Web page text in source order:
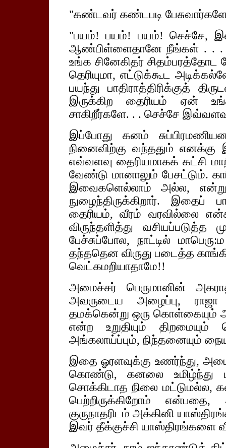
"கண்டவர் கண்டபடி
"பயம்! பயம்! பயம்! செச்சே,
ஆண்பிள்ளைதானே நீங்கள் . . .
உங்க சினேகிதர்
தெரியுமா, எட்டுக்கூட
பயந்து பாதிராத்திரிக்குத்
இருக்கிற தைரியம் ஏன்
சாகிறீர்களே. . . செச்சே
இப்போது கனம்
நினைவிற்கு வந்ததும் எனக்கு
எவ்வளவு தைரியமாகக் கட்சி
வேண்டு மானாலும் பேசட்டும்.
இவைகளெல்லாம் அல்ல, என்று
நுழைந்திருக்கிறார். இதைப்
தைரியம், வீரம் வரவில்லை
விருந்தளித்து
பேச்சுப்போல, நாட்டில்
தந்ததென விருது படைத்த
வெட்கமறியாதாமே!!
அமைச்சர் பெருமானின்
அவருடைய அழைப்பு, ராஜா
தமக்கென்று ஒரு கொள்கையும்
என்ற உறுதியும்
அங்கலாய்ப்பும், நிந்தனையும்
இதை ஓரளவுக்கு உணர்ந்து,
கொண்டு, கனலை உமிழ்ந்து
சொக்கிடாத நிலை
பெற்றிருக்கிறோம்
குருநாதரிடம் அக்கினி
இவர் தீக்குச்சி யாஸ்திரங்களை